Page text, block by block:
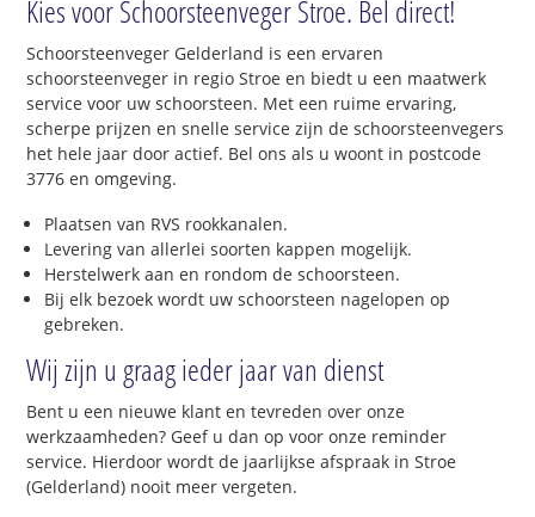
Kies voor Schoorsteenveger Stroe. Bel direct!
Schoorsteenveger Gelderland is een ervaren
schoorsteenveger in regio Stroe en biedt u een maatwerk
service voor uw schoorsteen. Met een ruime ervaring,
scherpe prijzen en snelle service zijn de schoorsteenvegers
het hele jaar door actief. Bel ons als u woont in postcode
3776 en omgeving.
Plaatsen van RVS rookkanalen.
Levering van allerlei soorten kappen mogelijk.
Herstelwerk aan en rondom de schoorsteen.
Bij elk bezoek wordt uw schoorsteen nagelopen op
gebreken.
Wij zijn u graag ieder jaar van dienst
Bent u een nieuwe klant en tevreden over onze
werkzaamheden? Geef u dan op voor onze reminder
service. Hierdoor wordt de jaarlijkse afspraak in Stroe
(Gelderland) nooit meer vergeten.